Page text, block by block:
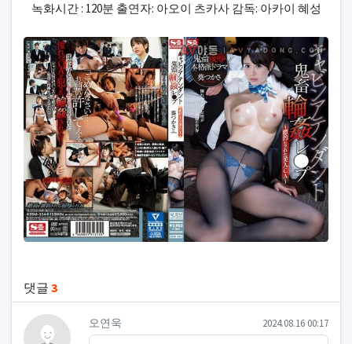
녹화시간 : 120분 출연자: 아오이 츠카사 감독: 아카이 혜성
댓글 3
오연욱님의 댓글
오연욱 작성일
2024.08.16 00:17